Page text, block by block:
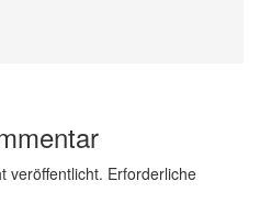
veröffentlicht. Erforderliche